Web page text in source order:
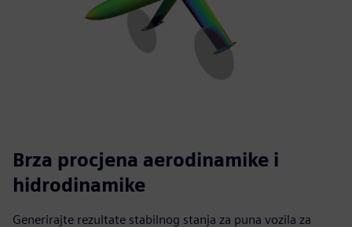
Brza procjena aerodinamike i
hidrodinamike
Generirajte rezultate stabilnog stanja za puna vozila za